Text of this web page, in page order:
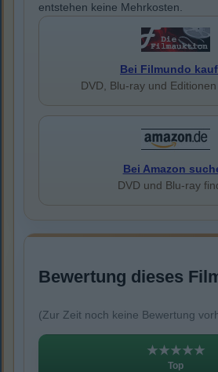
entstehen keine Mehrkosten.
Bei Filmundo
DVD, Blu-ray und
Bei Amazon
DVD und Blu-ray
Bewertung dieses
(Zur Zeit noch keine Bewertung
★★★★★
Top